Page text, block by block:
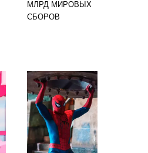
МЛРД МИРОВЫХ
СБОРОВ